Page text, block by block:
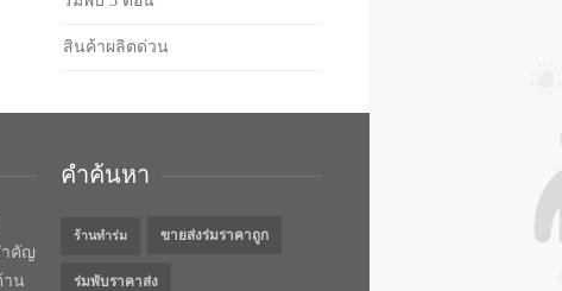
สินค้าผลิตด่วน
ำคัญ
าน
คำค้นหา
ร้านทำร่ม ขายส่งร่มราคาถูก
ร่มพับราคาส่ง